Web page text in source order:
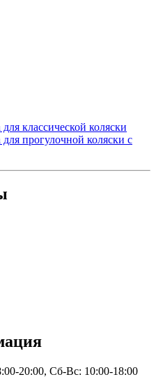
классической коляски
прогулочной коляски с
20:00, Сб-Вс: 10:00-18:00